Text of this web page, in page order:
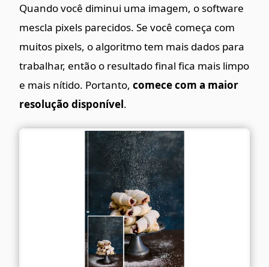
Quando você diminui uma imagem, o software
mescla pixels parecidos. Se você começa com
muitos pixels, o algoritmo tem mais dados para
trabalhar, então o resultado final fica mais limpo
e mais nítido. Portanto, comece com a maior
resolução disponível.